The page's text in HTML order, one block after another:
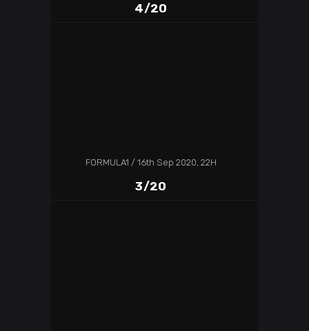
4/20
FORMULA1 16th Sep 2020, 22H
3/20